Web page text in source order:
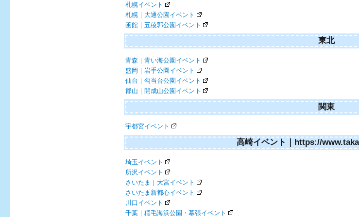
札幌イベント
札幌｜大通公園イベント
函館｜五稜郭公園イベント
東北
青森｜青い海公園イベント
盛岡｜岩手公園イベント
仙台｜勾当台公園イベント
郡山｜開成山公園イベント
関東
宇都宮イベント
高崎イベント｜https://
埼玉イベント
所沢イベント
さいたま｜大宮イベント
さいたま新都心イベント
川口イベント
千葉｜稲毛海浜公園・幕張イベント